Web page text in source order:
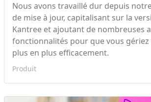
Nous avons travaillé dur depuis
de mise à jour, capitalisant sur la
Kantree et ajoutant de nombreuses
fonctionnalités pour que vous
plus en plus efficacement.
Produit